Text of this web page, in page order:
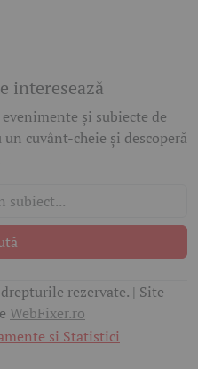
interesează
și subiecte de
cuvânt-cheie și descoperă
rezervate. | Site
WebFixer.ro